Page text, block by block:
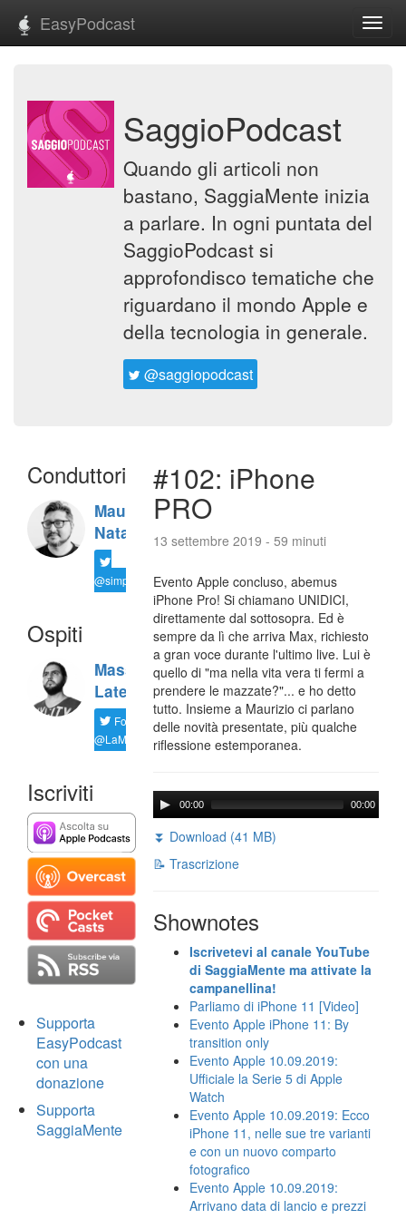
EasyPodcast
SaggioPodcast
Quando gli articoli non
bastano, SaggiaMente inizia
a parlare. In ogni puntata del
SaggioPodcast si
approfondisco tematiche che
riguardano il mondo Apple e
della tecnologia in generale.
@saggiopodcast
Conduttori
Maurizio
Natali
@simplemal
Ospiti
Massimiliano
Latella
Follow
@LaMaxImages
Iscriviti
Supporta
EasyPodcast
con una
donazione
Supporta
SaggiaMente
#102: iPhone
PRO
13 settembre 2019 - 59 minuti
Evento Apple concluso, abemus
iPhone Pro! Si chiamano UNIDICI,
direttamente dal sottosopra. Ed è
sempre da lì che arriva Max, richiesto
a gran voce durante l'ultimo live. Lui è
quello di "ma nella vita vera ti fermi a
prendere le mazzate?"... e ho detto
tutto. Insieme a Maurizio ci parlano
delle novità presentate, più qualche
riflessione estemporanea.
00:00 00:00
⏬ Download (41 MB)
📝 Trascrizione
Shownotes
Iscrivetevi al canale YouTube
di SaggiaMente ma attivate la
campanellina!
Parliamo di iPhone 11 [Video]
Evento Apple iPhone 11: By
transition only
Evento Apple 10.09.2019:
Ufficiale la Serie 5 di Apple
Watch
Evento Apple 10.09.2019: Ecco
iPhone 11, nelle sue tre varianti
e con un nuovo comparto
fotografico
Evento Apple 10.09.2019:
Arrivano data di lancio e prezzi